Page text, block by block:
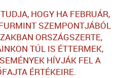
HOGY HA FEBRUÁR,
SZEMPONTJÁBÓL
ORSZÁGSZERTE,
TÚL IS ÉTTERMEK,
HÍVJÁK FEL A
ÉRTÉKEIRE.